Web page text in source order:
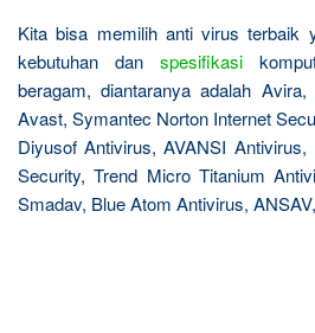
Kita bisa memilih anti virus terbaik
kebutuhan dan spesifikasi
beragam, diantaranya adalah
Avast, Symantec Norton Internet
Diyusof Antivirus, AVANSI
Security, Trend Micro Titanium
Smadav, Blue Atom Antivirus, ANSAV,